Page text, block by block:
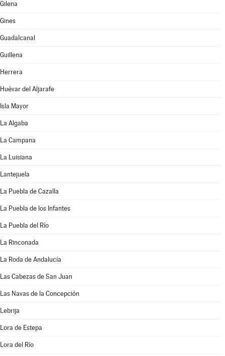
Gilena
Gines
Guadalcanal
Guillena
Herrera
Huévar del Aljarafe
Isla Mayor
La Algaba
La Campana
La Luisiana
Lantejuela
La Puebla de Cazalla
La Puebla de los Infantes
La Puebla del Río
La Rinconada
La Roda de Andalucía
Las Cabezas de San Juan
Las Navas de la Concepción
Lebrija
Lora de Estepa
Lora del Río